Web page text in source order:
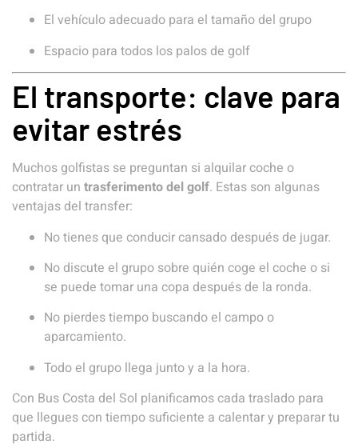
El vehículo adecuado para el tamaño del grupo
Espacio para todos los palos de golf
El transporte: clave para
evitar estrés
Muchos golfistas se preguntan si alquilar coche o
contratar un trasferimento del golf. Estas son algunas
ventajas del transfer:
No tienes que conducir cansado después de jugar.
No discute el grupo sobre quién coge el coche o si
se puede tomar una copa después de la ronda.
No pierdes tiempo buscando el campo o
aparcamiento.
Todo el grupo llega junto y a la hora.
Con Bus Costa del Sol planificamos cada traslado para
que llegues con tiempo suficiente a calentar y preparar tu
partida.